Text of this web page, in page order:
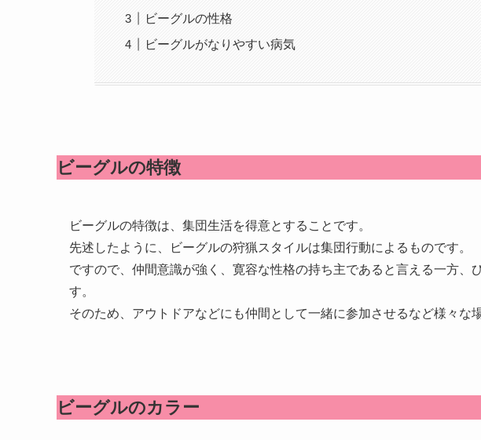
ビーグルの性格
ビーグルがなりやすい病気
ビーグルの特徴
ビーグルの特徴は、集団生活を得意とすることです。
先述したように、ビーグルの狩猟スタイルは集団行動によるものです。
ですので、仲間意識が強く、寛容な性格の持ち主であると言える一方、
す。
そのため、アウトドアなどにも仲間として一緒に参加させるなど様々な
ビーグルのカラー